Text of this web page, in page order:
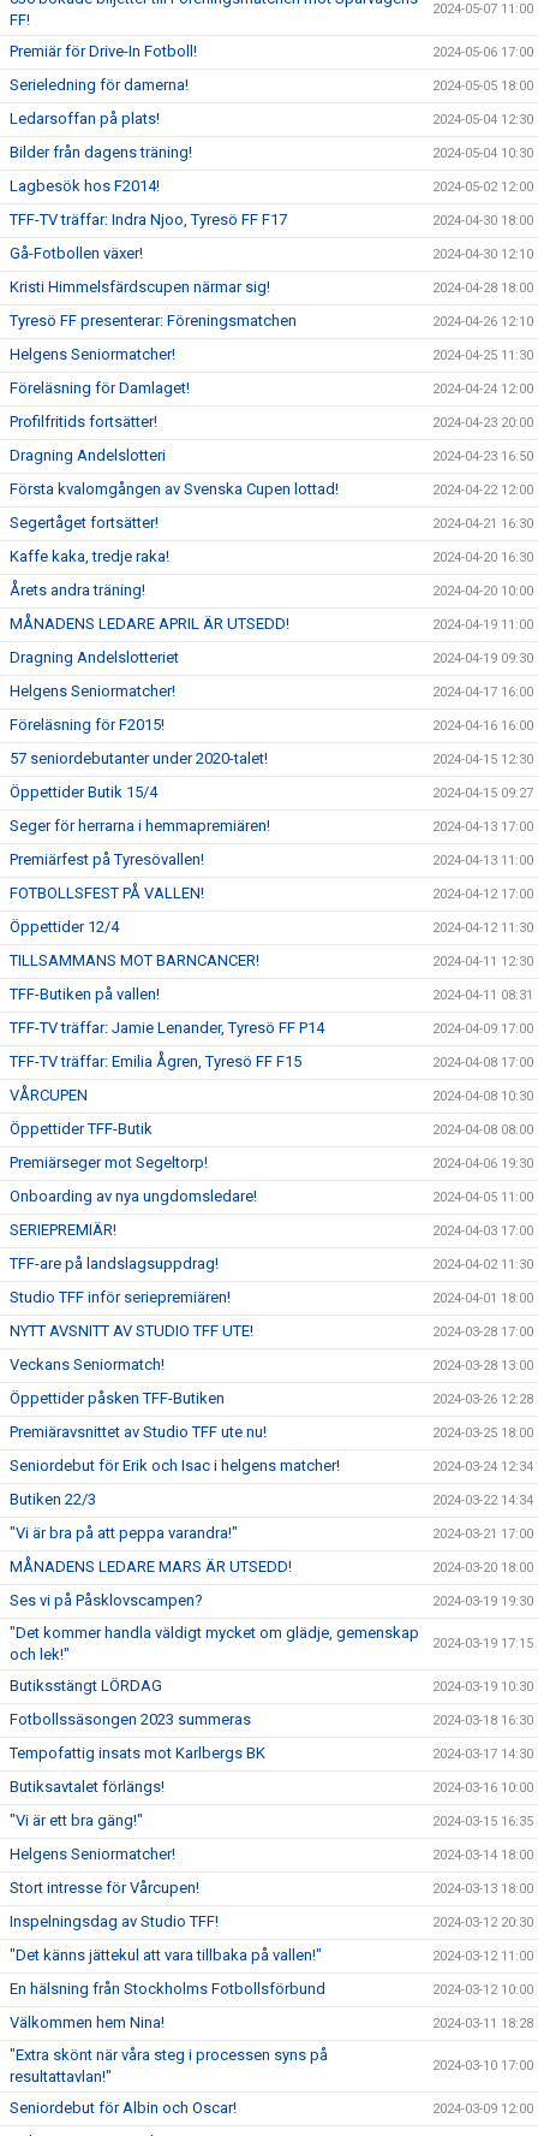
FF!
2024-05-07 11:00
Premiär för Drive-In Fotboll! 2024-05-06 17:00
Serieledning för damerna! 2024-05-05 18:00
Ledarsoffan på plats! 2024-05-04 12:30
Bilder från dagens träning! 2024-05-04 10:30
Lagbesök hos F2014! 2024-05-02 12:00
TFF-TV träffar: Indra Njoo, Tyresö FF F17 2024-04-30 18:00
Gå-Fotbollen växer! 2024-04-30 12:10
Kristi Himmelsfärdscupen närmar sig! 2024-04-28 18:00
Tyresö FF presenterar: Föreningsmatchen 2024-04-26 12:10
Helgens Seniormatcher! 2024-04-25 11:30
Föreläsning för Damlaget! 2024-04-24 12:00
Profilfritids fortsätter! 2024-04-23 20:00
Dragning Andelslotteri 2024-04-23 16:50
Första kvalomgången av Svenska Cupen lottad! 2024-04-22 12:00
Segertåget fortsätter! 2024-04-21 16:30
Kaffe kaka, tredje raka! 2024-04-20 16:30
Årets andra träning! 2024-04-20 10:00
MÅNADENS LEDARE APRIL ÄR UTSEDD! 2024-04-19 11:00
Dragning Andelslotteriet 2024-04-19 09:30
Helgens Seniormatcher! 2024-04-17 16:00
Föreläsning för F2015! 2024-04-16 16:00
57 seniordebutanter under 2020-talet! 2024-04-15 12:30
Öppettider Butik 15/4 2024-04-15 09:27
Seger för herrarna i hemmapremiären! 2024-04-13 17:00
Premiärfest på Tyresövallen! 2024-04-13 11:00
FOTBOLLSFEST PÅ VALLEN! 2024-04-12 17:00
Öppettider 12/4 2024-04-12 11:30
TILLSAMMANS MOT BARNCANCER! 2024-04-11 12:30
TFF-Butiken på vallen! 2024-04-11 08:31
TFF-TV träffar: Jamie Lenander, Tyresö FF P14 2024-04-09 17:00
TFF-TV träffar: Emilia Ågren, Tyresö FF F15 2024-04-08 17:00
VÅRCUPEN 2024-04-08 10:30
Öppettider TFF-Butik 2024-04-08 08:00
Premiärseger mot Segeltorp! 2024-04-06 19:30
Onboarding av nya ungdomsledare! 2024-04-05 11:00
SERIEPREMIÄR! 2024-04-03 17:00
TFF-are på landslagsuppdrag! 2024-04-02 11:30
Studio TFF inför seriepremiären! 2024-04-01 18:00
NYTT AVSNITT AV STUDIO TFF UTE! 2024-03-28 17:00
Veckans Seniormatch! 2024-03-28 13:00
Öppettider påsken TFF-Butiken 2024-03-26 12:28
Premiäravsnittet av Studio TFF ute nu! 2024-03-25 18:00
Seniordebut för Erik och Isac i helgens matcher! 2024-03-24 12:34
Butiken 22/3 2024-03-22 14:34
"Vi är bra på att peppa varandra!" 2024-03-21 17:00
MÅNADENS LEDARE MARS ÄR UTSEDD! 2024-03-20 18:00
Ses vi på Påsklovscampen? 2024-03-19 19:30
"Det kommer handla väldigt mycket om glädje, gemenskap
och lek!"
2024-03-19 17:15
Butiksstängt LÖRDAG 2024-03-19 10:30
Fotbollssäsongen 2023 summeras 2024-03-18 16:30
Tempofattig insats mot Karlbergs BK 2024-03-17 14:30
Butiksavtalet förlängs! 2024-03-16 10:00
"Vi är ett bra gäng!" 2024-03-15 16:35
Helgens Seniormatcher! 2024-03-14 18:00
Stort intresse för Vårcupen! 2024-03-13 18:00
Inspelningsdag av Studio TFF! 2024-03-12 20:30
"Det känns jättekul att vara tillbaka på vallen!" 2024-03-12 11:00
En hälsning från Stockholms Fotbollsförbund 2024-03-12 10:00
Välkommen hem Nina! 2024-03-11 18:28
"Extra skönt när våra steg i processen syns på
resultattavlan!"
2024-03-10 17:00
Seniordebut för Albin och Oscar! 2024-03-09 12:00